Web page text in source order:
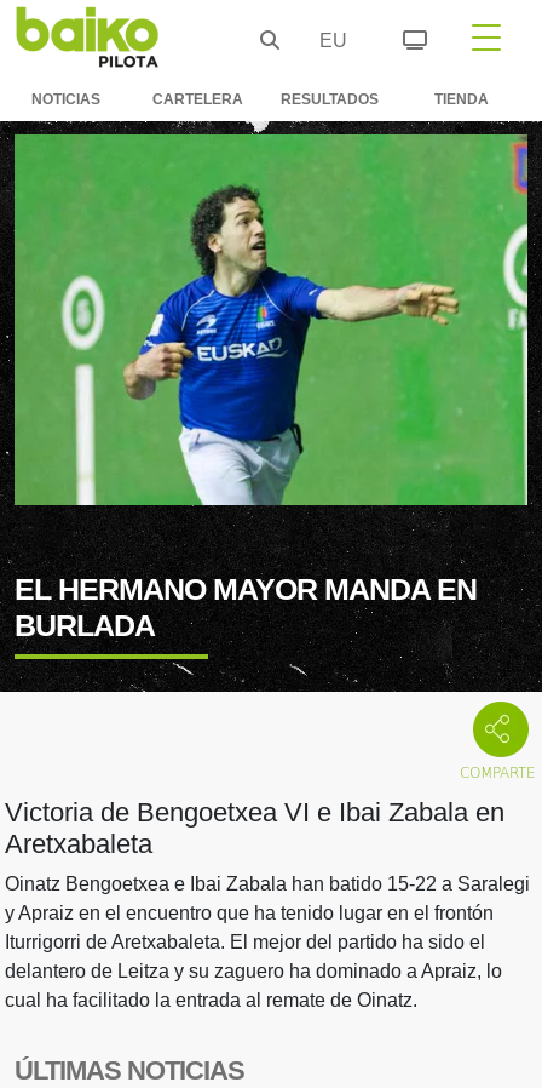
EU
NOTICIAS CARTELERA RESULTADOS TIENDA
EL HERMANO MAYOR MANDA EN
BURLADA
Victoria de Bengoetxea VI e Ibai Zabala en
Aretxabaleta
Oinatz Bengoetxea e Ibai Zabala han batido 15-22 a Saralegi
y Apraiz en el encuentro que ha tenido lugar en el frontón
Iturrigorri de Aretxabaleta. El mejor del partido ha sido el
delantero de Leitza y su zaguero ha dominado a Apraiz, lo
cual ha facilitado la entrada al remate de Oinatz.
ÚLTIMAS NOTICIAS